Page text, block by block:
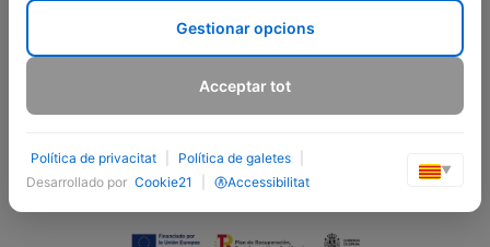
Twittear Save Compartir
VOLVER AL LISTADO
Gestionar opcions
Acceptar tot
Política de privacitat Política de galetes
Desarrollado por Cookie21 Accessibilitat
▼